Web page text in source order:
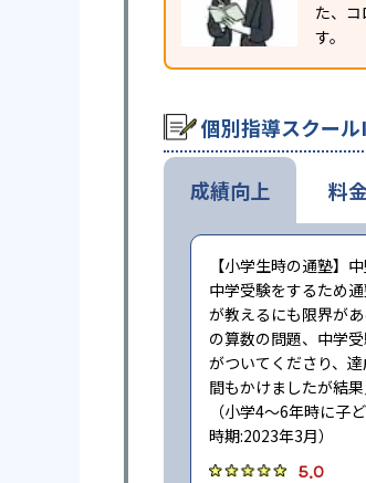
た、
す。
個別指導スクー
成績向上
【小学生時の通塾】
中学受験をするため
が教えるにも限界が
の算数の問題、中学
がついてくださり、
間もかけましたが結
（小学4〜6年時に子
時期:2023年3月）
5.0
料